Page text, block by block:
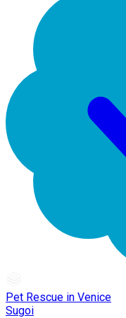
Pet Rescue in Venice
Sugoi